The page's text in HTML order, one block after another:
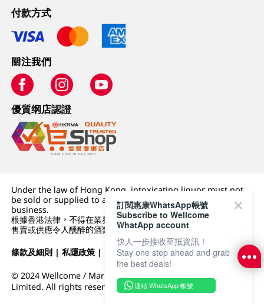
付款方式
關注我們
優質纲店認證
Under the law of Hong Kong, intoxicating liquor must not
be sold or supplied to a minor (under 18) in the course of
business.
根據香港法律，不得在業務過程中，向未成年人 (18 歲以下人士)
售賣或供應令人醺醉的酒類。
條款及細則 |私隱政策 | DFI零售集團
© 2024 Wellcome / Market Place. The Dairy Farm Company
Limited. All rights reserved.
訂閱惠康WhatsApp帳號
Subscribe to Wellcome
WhatApp account
快人一步接收至抵資訊！
Stay one step ahead and grab
the best deals!
連結 WhatsApp 帳號